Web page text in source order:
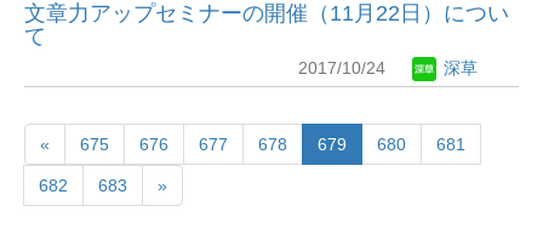
文章力アップセミナーの開催（11月22日）につい
て
2017/10/24 深草
« 675 676 677 678 679 680 681
682 683 »